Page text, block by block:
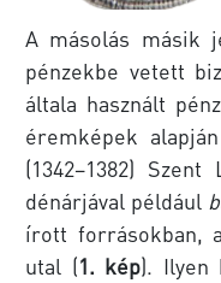
A másolás másik
pénzekbe vetett
általa használt
éremképek
(1342–1382)
dénárjával például
írott forrásokban,
utal (1. kép). Ilyen